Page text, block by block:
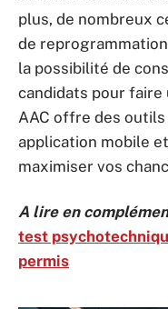
plus, de nombreux
de
la possibilité de
candidats pour faire
AAC offre des outils
application mobile
maximiser vos
A lire en
test
permis